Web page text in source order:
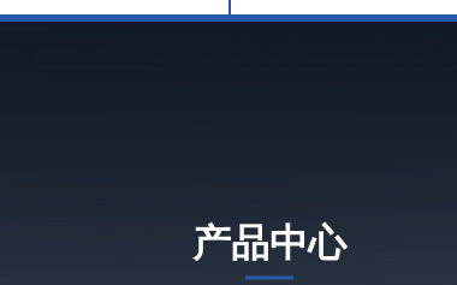
产品中心